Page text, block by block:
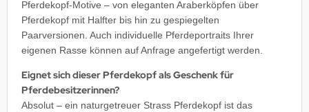
Pferdekopf-Motive – von eleganten Araberköpfen über
Pferdekopf mit Halfter bis hin zu gespiegelten
Paarversionen. Auch individuelle Pferdeportraits Ihrer
eigenen Rasse können auf Anfrage angefertigt werden.
Eignet sich dieser Pferdekopf als Geschenk für
Pferdebesitzerinnen?
Absolut – ein naturgetreuer Strass Pferdekopf ist das